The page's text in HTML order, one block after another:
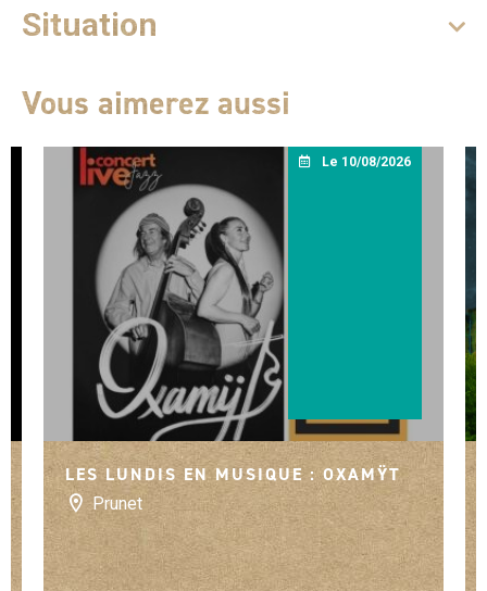
Situation
Vous aimerez aussi
Le 10/08/2026
LES LUNDIS EN MUSIQUE : OXAMŸT
Prunet